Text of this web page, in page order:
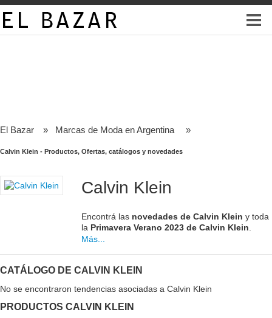
El Bazar » Marcas de Moda en Argentina »
Calvin Klein - Productos, Ofertas, catálogos y novedades
Calvin Klein
Encontrá las novedades de Calvin Klein y toda
la Primavera Verano 2023 de Calvin Klein
Más...
CATÁLOGO DE CALVIN KLEIN
No se encontraron tendencias asociadas a Calvin Klein
PRODUCTOS CALVIN KLEIN